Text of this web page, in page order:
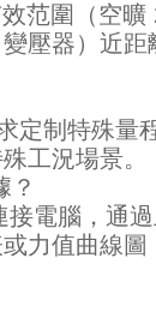
范圍（空
壓器）近
定制特殊量
工況場景。
？
電腦，通
力值曲線圖